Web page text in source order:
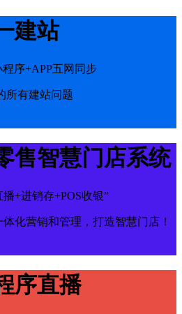
建站
序+APP五网同步
所有建站问题
售智慧门店系统
+进销存+POS收银”
化营销和管理，打造智慧门店！
序直播